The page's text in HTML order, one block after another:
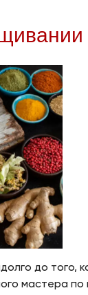
до того,
мастера